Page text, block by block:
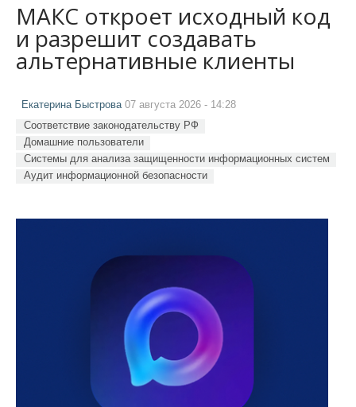
МАКС откроет исходный код
и разрешит создавать
альтернативные клиенты
Екатерина Быстрова07 августа 2026 - 14:28
Соответствие законодательству РФ
Домашние пользователи
Системы для анализа защищенности информационных систем
Аудит информационной безопасности